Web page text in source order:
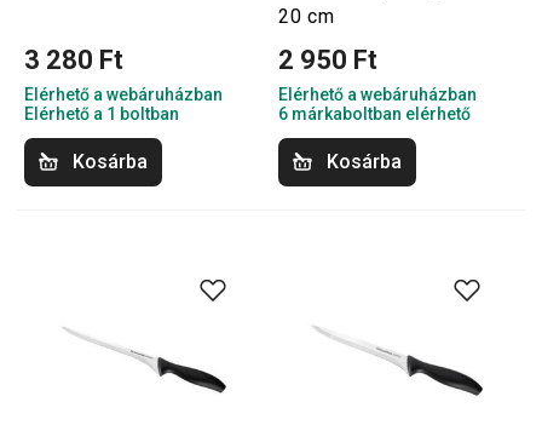
3 280 Ft
Elérhető a webáruházban
Elérhető a 1 boltban
Kosárba
20 cm
2 950 Ft
Elérhető a webáruházban
6 márkaboltban elérhető
Kosárba